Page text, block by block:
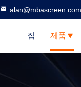
alan@mbascreen.com
집 제품